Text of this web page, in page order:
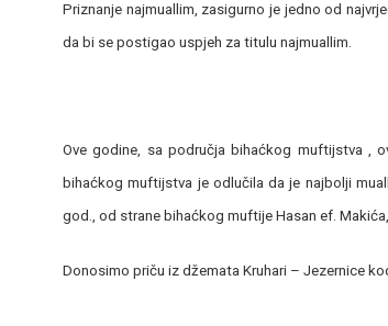
Priznanje najmuallim, zasigurno je jedno od
da bi se postigao uspjeh za titulu najmuallim.
Ove godine, sa područja bihaćkog muftijstva ,
bihaćkog muftijstva je odlučila da je najbolji
god., od strane bihaćkog muftije Hasan ef.
Donosimo priču iz džemata Kruhari – Jezernice